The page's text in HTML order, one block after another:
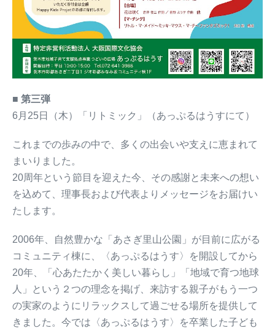
■ 第三弾
6月25日（木）「リトミック」（あっぷるはうすにて）
これまでの歩みの中で、多くの出会いや支えに恵まれて
まいりました。
20周年という節目を迎えた今、その感謝と未来への想い
を込めて、理事長および代表よりメッセージをお届けい
たします。
2006年、自然豊かな「あさぎ里山公園」が目前に広がる
コミュニティ棟に、〈あっぷるはうす〉を開設してから
20年、「心あたたかく美しい暮らし」「地域で育つ地球
人」という２つの理念を掲げ、来訪する親子がもう一つ
の実家のようにリラックスして過ごせる場所を提供して
きました。今では〈あっぷるはうす〉を卒業した子ども